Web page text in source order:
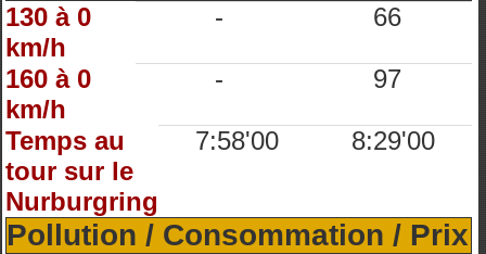
130 à 0
km/h
- 66
160 à 0
km/h
- 97
Temps au
tour sur le
Nurburgring
7:58'00 8:29'00
Pollution / Consommation / Prix